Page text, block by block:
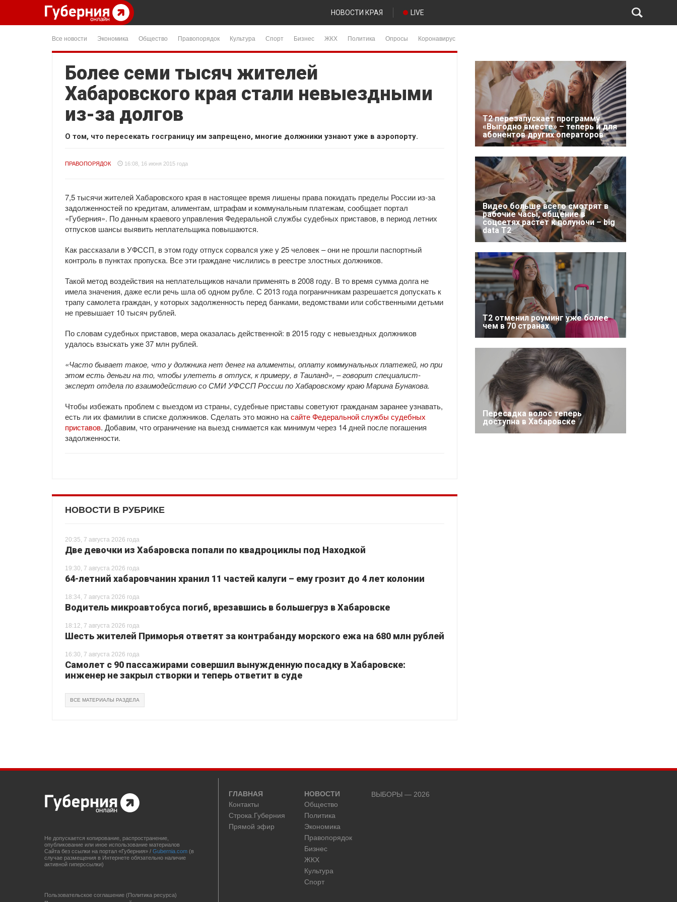
НОВОСТИ КРАЯ LIVE
Все новости Экономика Общество Правопорядок Культура Спорт Бизнес ЖКХ Политика Опросы Коронавирус
Более семи тысяч жителей
Хабаровского края стали невыездными
из-за долгов
О том, что пересекать госграницу им запрещено, многие должники узнают уже в аэропорту.
ПРАВОПОРЯДОК 16:08, 16 июня 2015 года
7,5 тысячи жителей Хабаровского края в настоящее время лишены права покидать пределы России из-за
задолженностей по кредитам, алиментам, штрафам и коммунальным платежам, сообщает портал
«Губерния». По данным краевого управления Федеральной службы судебных приставов, в период летних
отпусков шансы выявить неплательщика повышаются.
Как рассказали в УФССП, в этом году отпуск сорвался уже у 25 человек – они не прошли паспортный
контроль в пунктах пропуска. Все эти граждане числились в реестре злостных должников.
Такой метод воздействия на неплательщиков начали применять в 2008 году. В то время сумма долга не
имела значения, даже если речь шла об одном рубле. С 2013 года пограничникам разрешается допускать к
трапу самолета граждан, у которых задолженность перед банками, ведомствами или собственными детьми
не превышает 10 тысяч рублей.
По словам судебных приставов, мера оказалась действенной: в 2015 году с невыездных должников
удалось взыскать уже 37 млн рублей.
«Часто бывает такое, что у должника нет денег на алименты, оплату коммунальных платежей, но при
этом есть деньги на то, чтобы улететь в отпуск, к примеру, в Таиланд», – говорит специалист-
эксперт отдела по взаимодействию со СМИ УФССП России по Хабаровскому краю Марина Бунакова.
Чтобы избежать проблем с выездом из страны, судебные приставы советуют гражданам заранее узнавать,
есть ли их фамилии в списке должников. Сделать это можно насайте Федеральной службы судебных
приставов. Добавим, что ограничение на выезд снимается как минимум через 14 дней после погашения
задолженности.
НОВОСТИ В РУБРИКЕ
20:35, 7 августа 2026 года
Две девочки из Хабаровска попали по квадроциклы под Находкой
19:30, 7 августа 2026 года
64-летний хабаровчанин хранил 11 частей калуги – ему грозит до 4 лет колонии
18:34, 7 августа 2026 года
Водитель микроавтобуса погиб, врезавшись в большегруз в Хабаровске
18:12, 7 августа 2026 года
Шесть жителей Приморья ответят за контрабанду морского ежа на 680 млн рублей
16:30, 7 августа 2026 года
Самолет с 90 пассажирами совершил вынужденную посадку в Хабаровске:
инженер не закрыл створки и теперь ответит в суде
ВСЕ МАТЕРИАЛЫ РАЗДЕЛА
Т2 перезапускает программу
«Выгодно вместе» – теперь и для
абонентов других операторов
Видео больше всего смотрят в
рабочие часы, общение в
соцсетях растет к полуночи – big
data T2
Т2 отменил роуминг уже более
чем в 70 странах
Пересадка волос теперь
доступна в Хабаровске
Не допускается копирование, распространение,
опубликование или иное использование материалов
Сайта без ссылки на портал «Губерния» / Gubernia.com (в
случае размещения в Интернете обязательно наличие
активной гиперссылки)
Пользовательское соглашение (Политика ресурса)
ГЛАВНАЯ
Контакты
Строка.Губерния
Прямой эфир
НОВОСТИ
Общество
Политика
Экономика
Правопорядок
Бизнес
ЖКХ
Культура
Спорт
ВЫБОРЫ — 2026